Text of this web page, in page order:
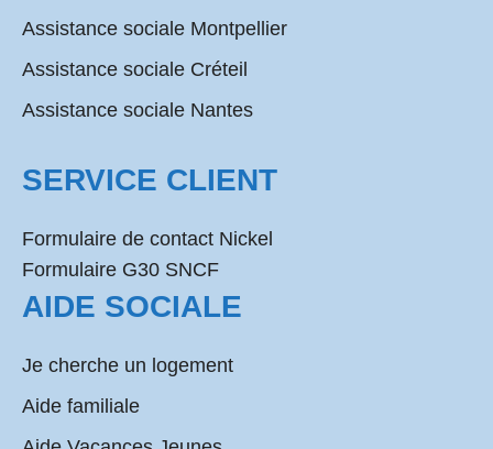
Assistance sociale Montpellier
Assistance sociale Créteil
Assistance sociale Nantes
SERVICE CLIENT
Formulaire de contact Nickel
Formulaire G30 SNCF
AIDE SOCIALE
Je cherche un logement
Aide familiale